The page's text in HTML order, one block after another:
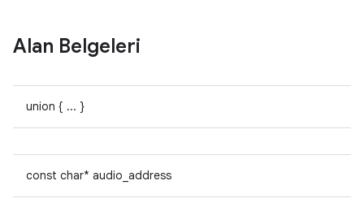
Alan Belgeleri
union { ... }
const char* audio_address